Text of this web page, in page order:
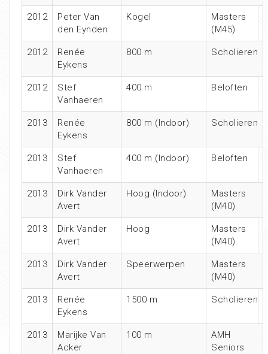
2012
Peter Van
den Eynden
Kogel
Masters
(M45)
2012
Renée
Eykens
800 m Scholieren
2012
Stef
Vanhaeren
400 m Beloften
2013
Renée
Eykens
800 m (Indoor) Scholieren
2013
Stef
Vanhaeren
400 m (Indoor) Beloften
2013
Dirk Vander
Avert
Hoog (Indoor)
Masters
(M40)
2013
Dirk Vander
Avert
Hoog
Masters
(M40)
2013
Dirk Vander
Avert
Speerwerpen
Masters
(M40)
2013
Renée
Eykens
1500 m Scholieren
2013
Marijke Van
Acker
100 m
AMH
Seniors